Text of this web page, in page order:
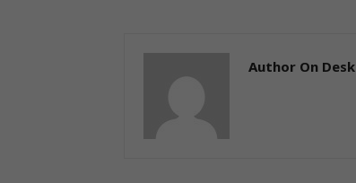
Author On Desk